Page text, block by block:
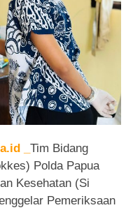
_ Tim Bidang
Polda Papua
Kesehatan (Si
Pemeriksaan